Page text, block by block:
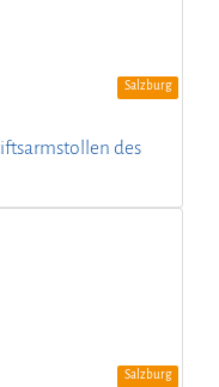
Salzburg
des
Salzburg